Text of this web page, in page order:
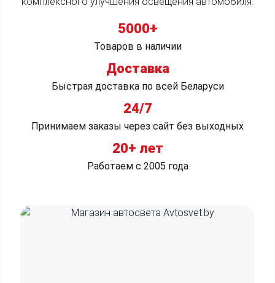
5000+
Товаров в наличии
Доставка
Быстрая доставка по всей Беларуси
24/7
Принимаем заказы через сайт без выходных
20+ лет
Работаем с 2005 года